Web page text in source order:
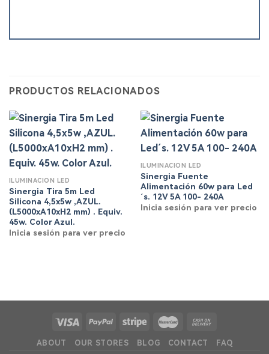
PRODUCTOS RELACIONADOS
ILUMINACIÓN LED
Sinergia Tira 5m Led
Silicona 4,5x5w ,AZUL.
(L5000xA10xH2 mm) . Equiv.
45w. Color Azul.
Inicia sesión para ver precio
ILUMINACIÓN LED
Sinergia Fuente
Alimentación 60w para Led
´s. 12V 5A 100- 240A
Inicia sesión para ver precio
ABOUT OUR STORES BLOG CONTACT FAQ